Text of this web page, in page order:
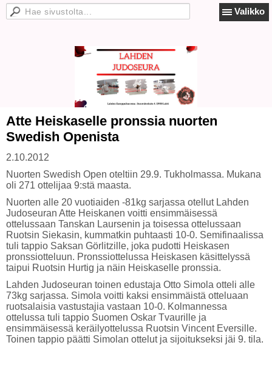
Valikko
Atte Heiskaselle pronssia nuorten
Swedish Openista
2.10.2012
Nuorten Swedish Open oteltiin 29.9. Tukholmassa. Mukana
oli 271 ottelijaa 9:stä maasta.
Nuorten alle 20 vuotiaiden -81kg sarjassa otellut Lahden
Judoseuran Atte Heiskanen voitti ensimmäisessä
ottelussaan Tanskan Laursenin ja toisessa ottelussaan
Ruotsin Siekasin, kummatkin puhtaasti 10-0. Semifinaalissa
tuli tappio Saksan Görlitzille, joka pudotti Heiskasen
pronssiotteluun. Pronssiottelussa Heiskasen käsittelyssä
taipui Ruotsin Hurtig ja näin Heiskaselle pronssia.
Lahden Judoseuran toinen edustaja Otto Simola otteli alle
73kg sarjassa. Simola voitti kaksi ensimmäistä otteluaan
ruotsalaisia vastustajia vastaan 10-0. Kolmannessa
ottelussa tuli tappio Suomen Oskar Tvaurille ja
ensimmäisessä keräilyottelussa Ruotsin Vincent Eversille.
Toinen tappio päätti Simolan ottelut ja sijoitukseksi jäi 9. tila.